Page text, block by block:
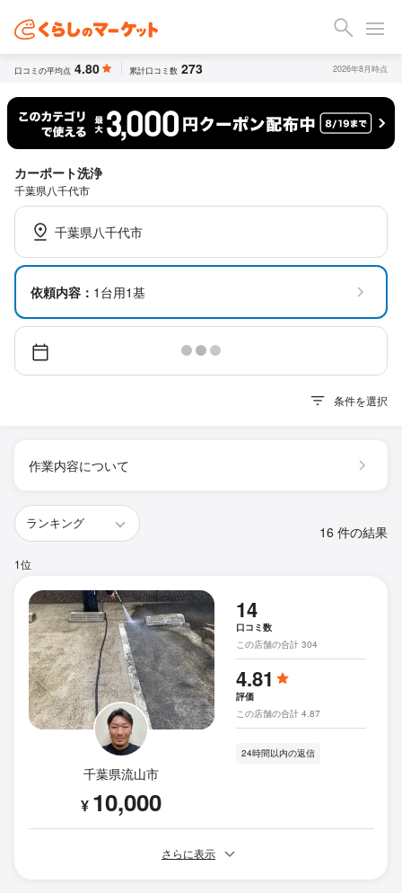
口コミの平均点 4.80 累計口コミ数 273 2026年8月時点
カーポート洗浄
千葉県八千代市
千葉県八千代市
依頼内容： 1台用1基
条件を選択
作業内容について
16 件の結果
1位
千葉県流山市
¥ 10,000
14
口コミ数
この店舗の合計 304
4.81
評価
この店舗の合計 4.87
24時間以内の返信
さらに表示